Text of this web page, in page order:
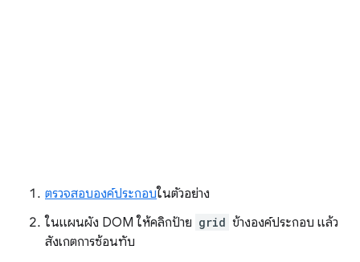
ตรวจสอบองค์ประกอบในตัวอย่าง
ในแผนผัง DOM ให้คลิกป้าย grid ข้างองค์ประกอบ แล้ว
สังเกตการซ้อนทับ